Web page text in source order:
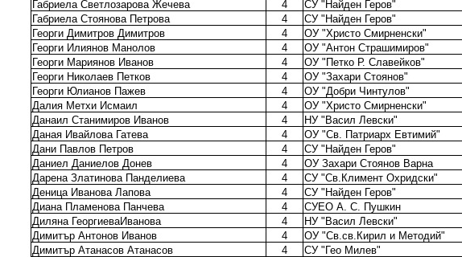
Габриела Светлозарова Жечева
4 СУ "Найден Геров"
Габриела Стоянова Петрова
4 СУ "Найден Геров"
Георги Димитров Димитров
4 ОУ "Христо Смирненски"
Георги Илиянов Манолов
4 ОУ "Антон Страшимиров"
Георги Мариянов Иванов
4 ОУ "Петко Р. Славейков"
Георги Николаев Петков
4 ОУ "Захари Стоянов"
Георги Юлианов Пажев
4 ОУ "Добри Чинтулов"
Далия Метхи Исмаил
4 ОУ "Христо Смирненски"
Данаил Станимиров Иванов
4 НУ "Васил Левски"
Даная Ивайлова Гатева
4 ОУ "Св. Патриарх Евтимий"
Дани Павлов Петров
4 СУ "Найден Геров"
Даниел Даниелов Донев
4 ОУ Захари Стоянов Варна
Дарена Златинова Панделиева
4 СУ "Св.Климент Охридски"
Деница Иванова Лапова
4 СУ "Найден Геров"
Диана Пламенова Панчева
4 СУЕО А. С. Пушкин
Диляна ГеоргиеваИванова
4 НУ "Васил Левски"
Димитър Антонов Иванов
4 ОУ "Св.св.Кирил и Методий"
Димитър Атанасов Атанасов
4 СУ "Гео Милев"